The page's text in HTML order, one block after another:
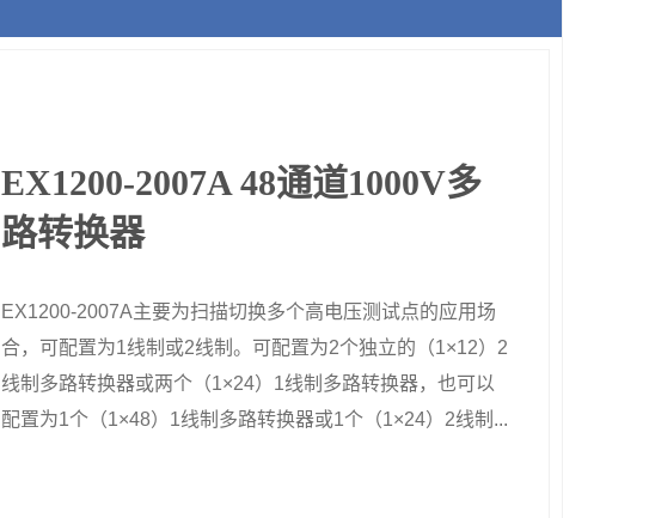
EX1200-2007A 48通道1000V多
路转换器
EX1200-2007A主要为扫描切换多个高电压测试点的应用场
合，可配置为1线制或2线制。可配置为2个独立的（1×12）2
线制多路转换器或两个（1×24）1线制多路转换器，也可以
配置为1个（1×48）1线制多路转换器或1个（1×24）2线制...